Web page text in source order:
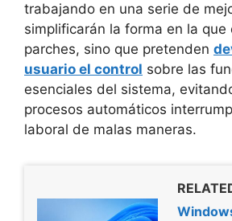
trabajando en una serie de
simplificarán la forma en la que
parches, sino que pretenden
usuario el control sobre las
esenciales del sistema,
procesos automáticos
laboral de malas maneras.